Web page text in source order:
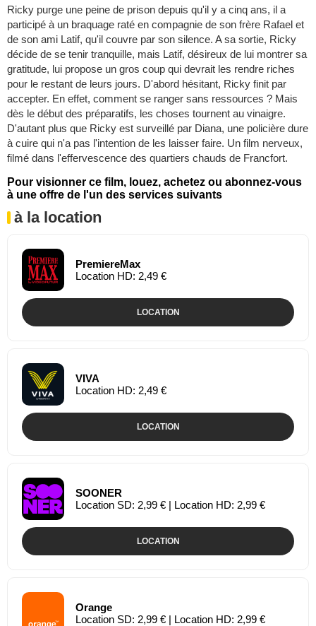
Ricky purge une peine de prison depuis qu'il y a cinq ans, il a
participé à un braquage raté en compagnie de son frère Rafael et
de son ami Latif, qu'il couvre par son silence. A sa sortie, Ricky
décide de se tenir tranquille, mais Latif, désireux de lui montrer sa
gratitude, lui propose un gros coup qui devrait les rendre riches
pour le restant de leurs jours. D'abord hésitant, Ricky finit par
accepter. En effet, comment se ranger sans ressources ? Mais
dès le début des préparatifs, les choses tournent au vinaigre.
D'autant plus que Ricky est surveillé par Diana, une policière dure
à cuire qui n'a pas l'intention de les laisser faire. Un film nerveux,
filmé dans l'effervescence des quartiers chauds de Francfort.
Pour visionner ce film, louez, achetez ou abonnez-vous
à une offre de l'un des services suivants
à la location
PremiereMax
Location HD: 2,49 €
LOCATION
VIVA
Location HD: 2,49 €
LOCATION
SOONER
Location SD: 2,99 € | Location HD: 2,99 €
LOCATION
Orange
Location SD: 2,99 € | Location HD: 2,99 €